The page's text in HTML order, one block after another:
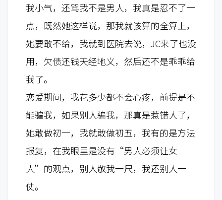
我小气，还骂我不是男人，我真是忍不了一
点，既然她这样说，那我就该算的全算上，
她要敢不给，我就到医院去说，JC来了也没
用，欠债还钱天经地义，然后还不是乖乖给
我了。
恋爱期间，我花多少都不会心疼，前提是不
能骗我，如果别人骗我，那真是惹错人了，
她敢做初一，我就敢做初五，我有的是方法
报复，在我眼里是没有“男人必须让女
人”的观点，别人敬我一尺，我还别人一
仗。